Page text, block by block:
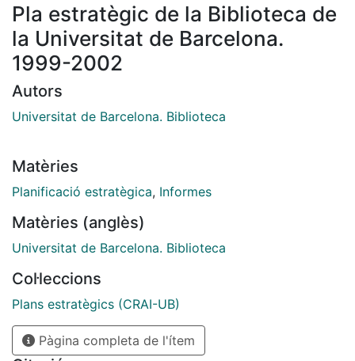
Pla estratègic de la Biblioteca de
la Universitat de Barcelona.
1999-2002
Autors
Universitat de Barcelona. Biblioteca
Matèries
Planificació estratègica, Informes
Matèries (anglès)
Universitat de Barcelona. Biblioteca
Col·leccions
Plans estratègics (CRAI-UB)
Pàgina completa de l'ítem